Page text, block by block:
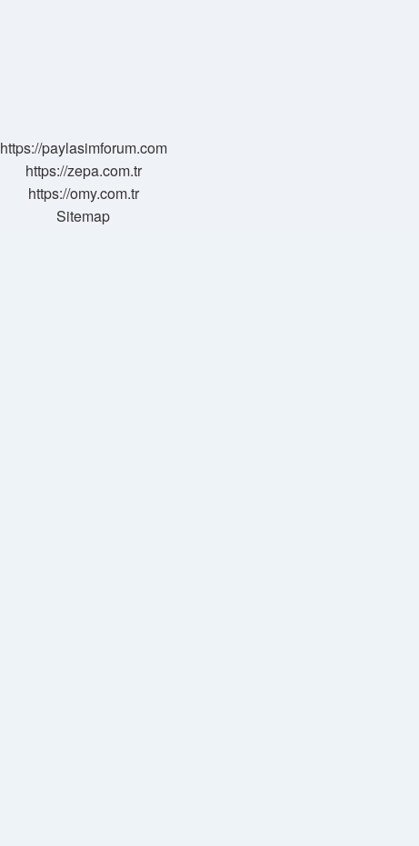
https://paylasimforum.com
https://zepa.com.tr
https://omy.com.tr
Sitemap